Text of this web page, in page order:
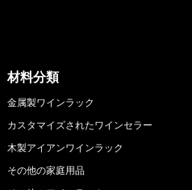
材料分類
金属製ワインラック
カスタマイズされたワインセラー
木製アイアンワインラック
その他の家庭用品